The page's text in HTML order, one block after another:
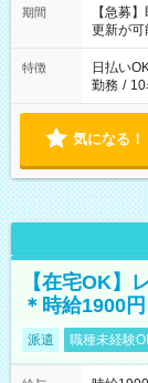
期間
【急募
更新が可
特徴 日払い
勤務 /
気になる！
【在宅OK】
＊時給1900
派遣 職種未経験